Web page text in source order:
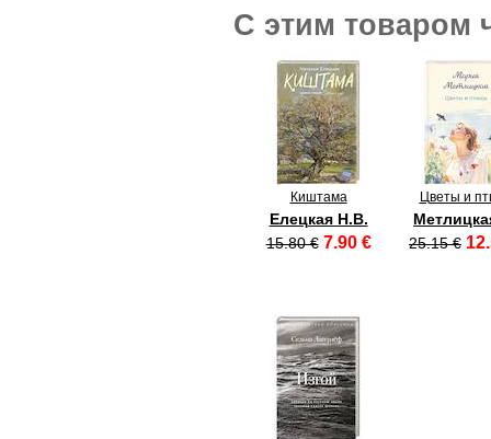
С этим товаром
Киштама
Елецкая Н.В.
15.80 € 7.90 €
Цветы и
25.15 €